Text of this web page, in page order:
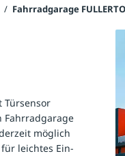
/ Fahrradgarage
Türsensor
Fahrradgarage
möglich
leichtes Ein-